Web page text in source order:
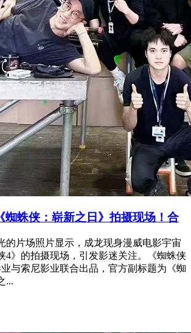
蜘蛛侠：崭新之日》拍摄现场！合
的片场照片显示，成龙现身漫威电影宇宙
4》的拍摄现场，引发影迷关注。《蜘蛛侠
与索尼影业联合出品，官方副标题为《蜘
...